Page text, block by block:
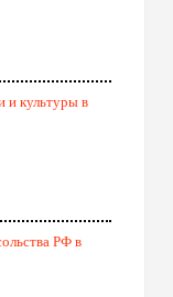
и культуры в
РФ в